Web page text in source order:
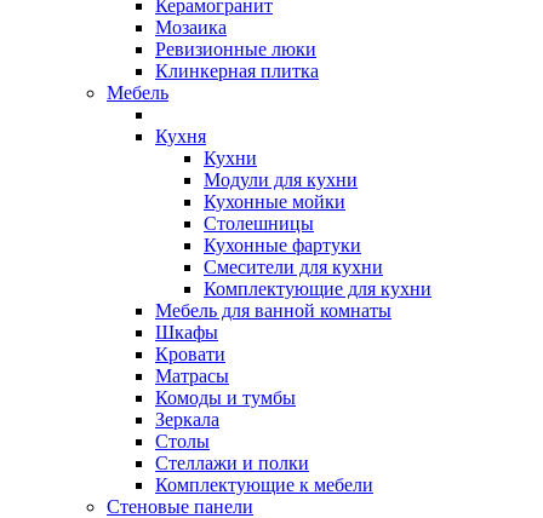
Керамогранит
Мозаика
Ревизионные люки
Клинкерная плитка
Мебель
Кухня
Кухни
Модули для кухни
Кухонные мойки
Столешницы
Кухонные фартуки
Смесители для кухни
Комплектующие для кухни
Мебель для ванной комнаты
Шкафы
Кровати
Матрасы
Комоды и тумбы
Зеркала
Столы
Стеллажи и полки
Комплектующие к мебели
Стеновые панели